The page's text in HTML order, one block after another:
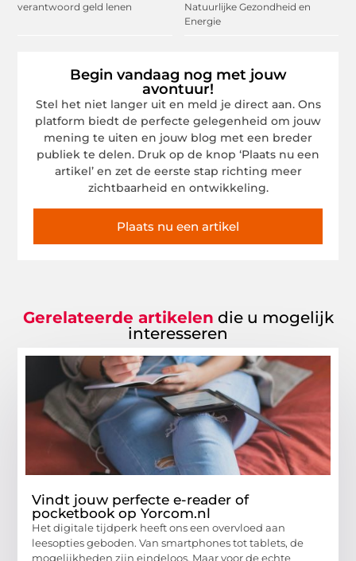
verantwoord geld lenen
Natuurlijke Gezondheid en
Energie
Begin vandaag nog met jouw
avontuur!
Stel het niet langer uit en meld je direct aan. Ons
platform biedt de perfecte gelegenheid om jouw
mening te uiten en jouw blog met een breder
publiek te delen. Druk op de knop ‘Plaats nu een
artikel’ en zet de eerste stap richting meer
zichtbaarheid en ontwikkeling.
Plaats nu een artikel
Gerelateerde artikelen die u mogelijk
interesseren
Vindt jouw perfecte e-reader of
pocketbook op Yorcom.nl
Het digitale tijdperk heeft ons een overvloed aan
leesopties geboden. Van smartphones tot tablets, de
mogelijkheden zijn eindeloos. Maar voor de echte